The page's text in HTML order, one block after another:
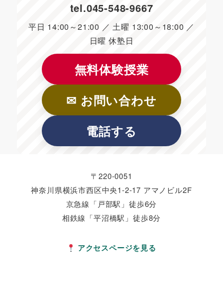
tel.045-548-9667
平日 14:00～21:00 ／ 土曜 13:00～18:00 ／
日曜 休塾日
無料体験授業
✉ お問い合わせ
電話する
〒220-0051
神奈川県横浜市西区中央1-2-17 アマノビル2F
京急線「戸部駅」徒歩6分
相鉄線「平沼橋駅」徒歩8分
アクセスページを見る